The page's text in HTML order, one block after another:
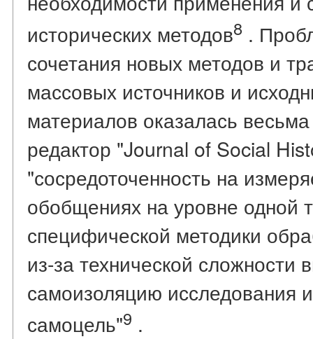
исторических методов8 .
сочетания новых методов и
массовых источников и
материалов оказалась
редактор "Journal of Social
"сосредоточенность на
обобщениях на уровне одной
специфической методики
из-за технической сложности
самоизоляцию исследования
самоцель"9 .